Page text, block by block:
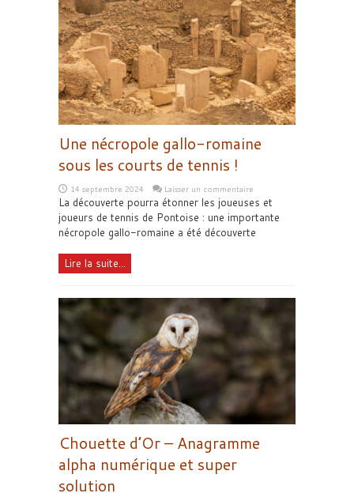
Une nécropole gallo-romaine
sous les courts de tennis !
14 septembre 2024 Laisser un commentaire
La découverte pourra étonner les joueuses et
joueurs de tennis de Pontoise : une importante
nécropole gallo-romaine a été découverte
Lire la suite...
Chouette d’Or – Anagramme
alpha numérique et super
solution